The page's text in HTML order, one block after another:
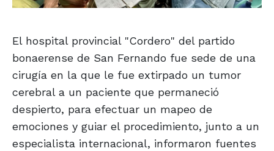
El hospital provincial "Cordero" del partido
bonaerense de San Fernando fue sede de una
cirugía en la que le fue extirpado un tumor
cerebral a un paciente que permaneció
despierto, para efectuar un mapeo de
emociones y guiar el procedimiento, junto a un
especialista internacional, informaron fuentes